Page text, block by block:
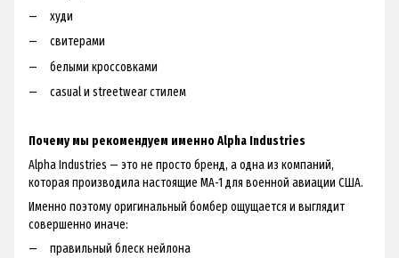
худи
свитерами
белыми кроссовками
casual и streetwear стилем
Почему мы рекомендуем именно Alpha Industries
Alpha Industries — это не просто бренд, а одна из компаний,
которая производила настоящие MA-1 для военной авиации США.
Именно поэтому оригинальный бомбер ощущается и выглядит
совершенно иначе:
правильный блеск нейлона